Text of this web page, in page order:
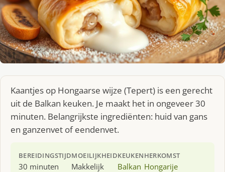
Kaantjes op Hongaarse wijze (Tepert) is een gerecht
uit de Balkan keuken. Je maakt het in ongeveer 30
minuten. Belangrijkste ingrediënten: huid van gans
en ganzenvet of eendenvet.
BEREIDINGSTIJD
30 minuten
MOEILIJKHEID
Makkelijk
KEUKEN
Balkan
HERKOMST
Hongarije